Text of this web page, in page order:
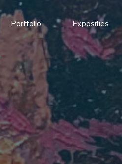
Portfolio Exposities